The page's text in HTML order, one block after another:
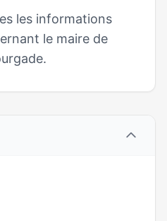
les informations
le maire de